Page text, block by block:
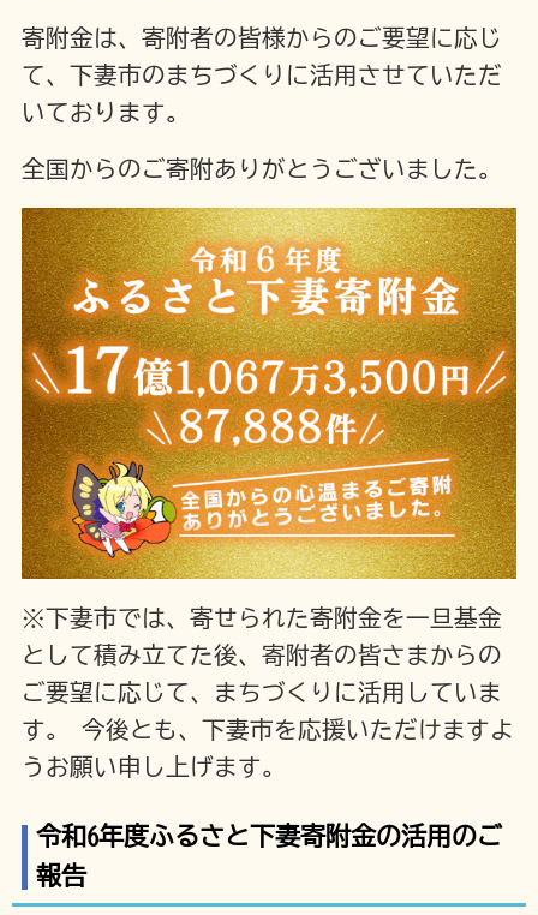
寄附金は、寄附者の皆様からのご要望に応じ
て、下妻市のまちづくりに活用させていただ
いております。
全国からのご寄附ありがとうございました。
※下妻市では、寄せられた寄附金を一旦基金
として積み立てた後、寄附者の皆さまからの
ご要望に応じて、まちづくりに活用していま
す。 今後とも、下妻市を応援いただけますよ
うお願い申し上げます。
令和6年度ふるさと下妻寄附金の活用のご
報告